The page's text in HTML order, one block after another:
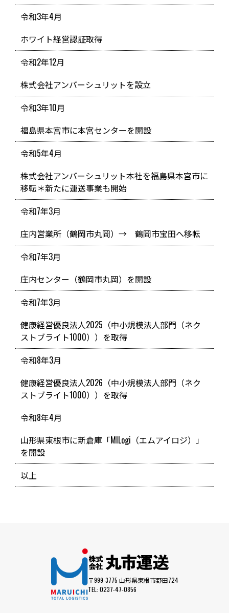
令和3年4月
ホワイト経営認証取得
令和2年12月
株式会社アンバーシュリットを設立
令和3年10月
福島県本宮市に本宮センターを開設
令和5年4月
株式会社アンバーシュリット本社を福島県本宮市に
移転＊新たに運送事業も開始
令和7年3月
庄内営業所（鶴岡市丸岡）→ 鶴岡市宝田へ移転
令和7年3月
庄内センター（鶴岡市丸岡）を開設
令和7年3月
健康経営優良法人2025（中小規模法人部門（ネク
ストブライト1000））を取得
令和8年3月
健康経営優良法人2026（中小規模法人部門（ネク
ストブライト1000））を取得
令和8年4月
山形県東根市に新倉庫「MILogi（エムアイロジ）」
を開設
以上
〒999-3775 山形県東根市野田724
TEL: 0237-47-0856